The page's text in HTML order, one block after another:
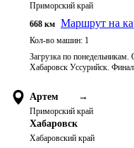
Приморский край
668 км Маршрут на
Кол-во машин: 1
Загрузка по понедельникам.
Хабаровск Уссурийск.
Артем →
Приморский край
Хабаровск
Хабаровский край